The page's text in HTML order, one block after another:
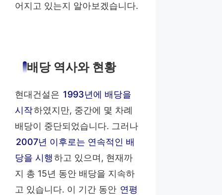
어지고 있는지 알아보겠습니다.
배당 역사와 현황
현대건설은 1993년에 배당을
시작하였지만, 중간에 몇 차례
배당이 중단되었습니다. 그러나
2007년 이후로는 연속적인 배
당을 시행하고 있으며, 현재까
지 총 15년 동안 배당을 지속하
고 있습니다. 이 기간 동안 연평